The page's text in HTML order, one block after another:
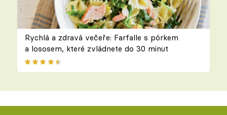
Rychlá a zdravá večeře: Farfalle s pórkem
a lososem, které zvládnete do 30 minut